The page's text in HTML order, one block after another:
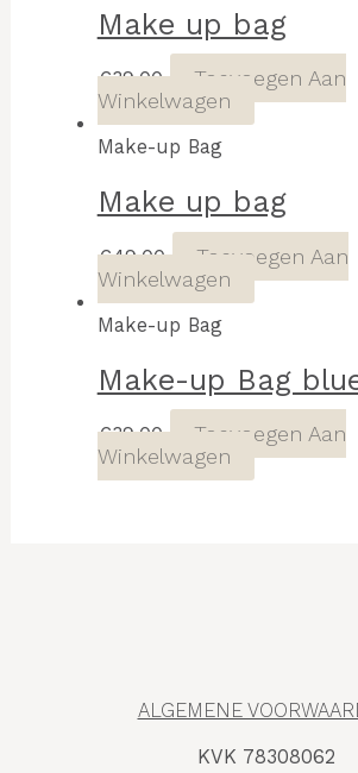
Make up bag
€39,00
Toevoegen Aan
Winkelwagen
Make-up Bag
Make up bag
€49,00
Toevoegen Aan
Winkelwagen
Make-up Bag
Make-up Bag
€39,00
Toevoegen Aan
Winkelwagen
ALGEMENE
KVK 78308062